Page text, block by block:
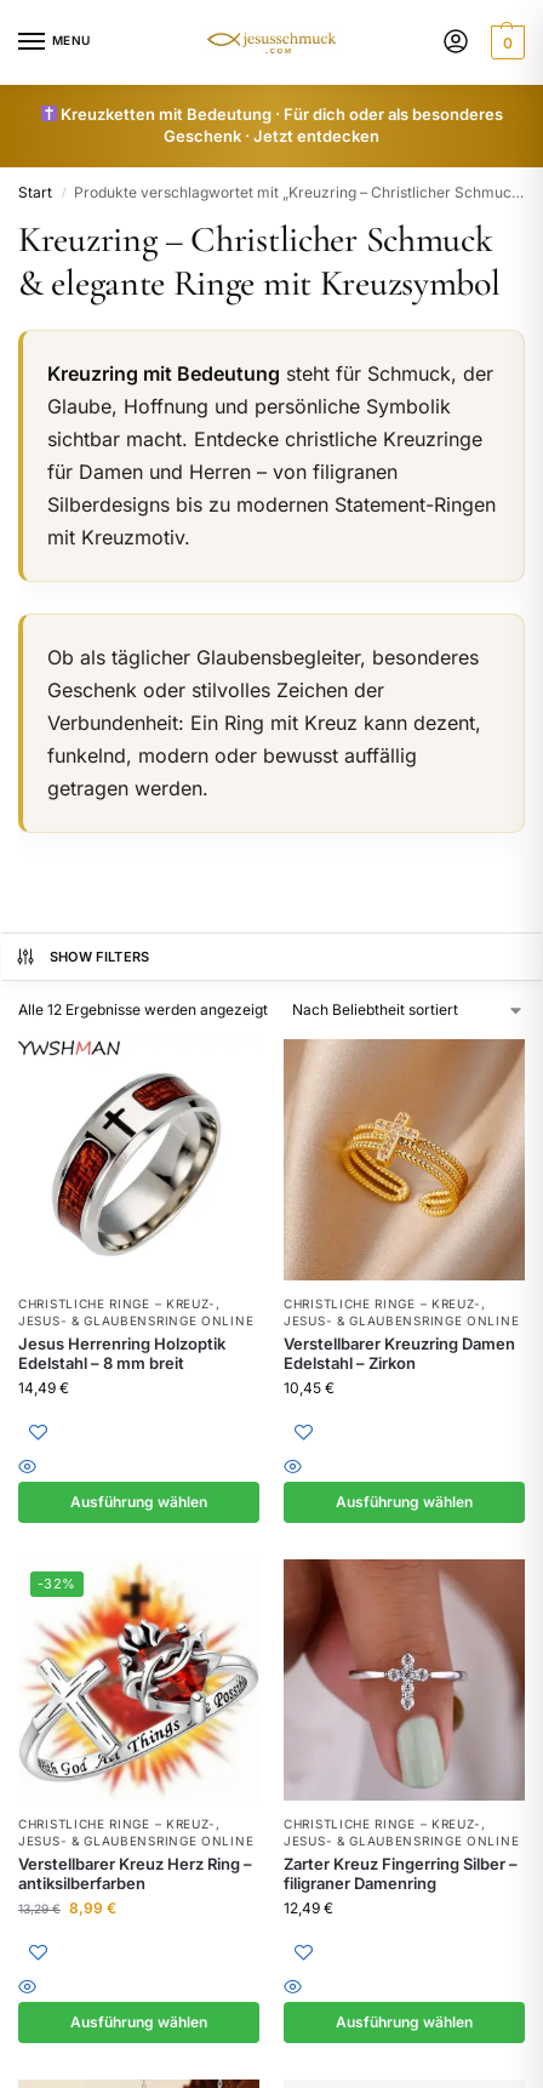
MENU 0
Kreuzketten mit Bedeutung · Für dich oder als besonderes
Geschenk · Jetzt entdecken
Start / Produkte verschlagwortet mit „Kreuzring – Christlicher Schmuck & elegante Ringe mit Kreuzsymbol“
Kreuzring – Christlicher Schmuck
& elegante Ringe mit Kreuzsymbol
Kreuzring mit Bedeutung steht für Schmuck, der
Glaube, Hoffnung und persönliche Symbolik
sichtbar macht. Entdecke christliche Kreuzringe
für Damen und Herren – von filigranen
Silberdesigns bis zu modernen Statement-Ringen
mit Kreuzmotiv.
Ob als täglicher Glaubensbegleiter, besonderes
Geschenk oder stilvolles Zeichen der
Verbundenheit: Ein Ring mit Kreuz kann dezent,
funkelnd, modern oder bewusst auffällig
getragen werden.
SHOW FILTERS
Alle 12 Ergebnisse werden angezeigt
CHRISTLICHE RINGE – KREUZ-,
JESUS- & GLAUBENSRINGE ONLINE
Jesus Herrenring Holzoptik
Edelstahl – 8 mm breit
14,49 €
Ausführung wählen
CHRISTLICHE RINGE – KREUZ-,
JESUS- & GLAUBENSRINGE ONLINE
Verstellbarer Kreuzring Damen
Edelstahl – Zirkon
10,45 €
Ausführung wählen
-32%
CHRISTLICHE RINGE – KREUZ-,
JESUS- & GLAUBENSRINGE ONLINE
Verstellbarer Kreuz Herz Ring –
antiksilberfarben
13,29€ 8,99 €
Ausführung wählen
CHRISTLICHE RINGE – KREUZ-,
JESUS- & GLAUBENSRINGE ONLINE
Zarter Kreuz Fingerring Silber –
filigraner Damenring
12,49 €
Ausführung wählen